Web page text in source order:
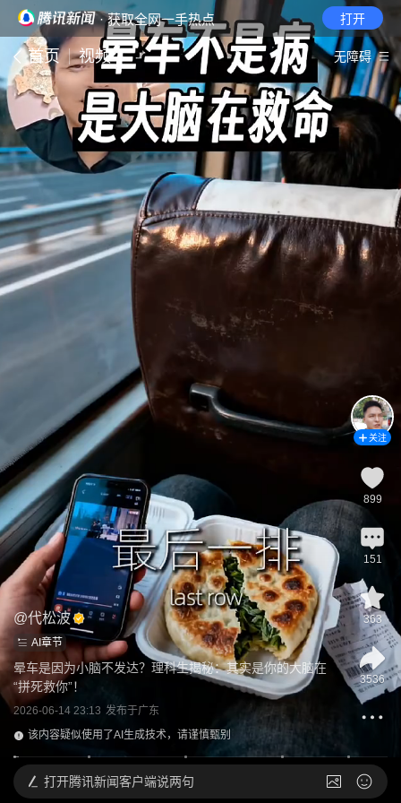
· 获取全网一手热点 打开
首页 视频 无障碍
@代松波
AI章节
晕车是因为小脑不发达？理科生揭秘：其实是你的大脑在
“拼死救你”！
2026-06-14 23:13 发布于广东
该内容疑似使用了AI生成技术，请谨慎甄别
关注
899
151
363
3536
打开腾讯新闻客户端说两句